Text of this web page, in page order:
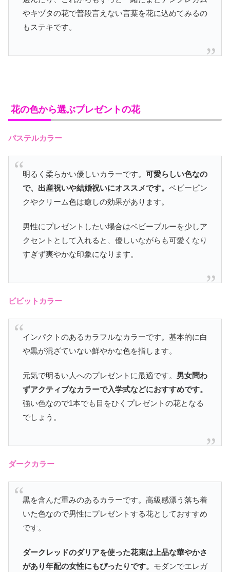
やキヅタの花で普段言えない言葉を花に込めてみるの
もステキです。
花の色から選ぶプレゼントの花
パステルカラー
明るく柔らかい優しいカラーです。 可愛らしい色なの
で、出産祝いや結婚祝いにオススメです。 ベビーピン
クやクリーム色は癒しの効果があります。
男性にプレゼントしたい場合はベビーブルーを少しア
クセントとして入れると、優しいながらも可愛くなり
すぎず爽やかな印象になります。
ビビットカラー
インパクトのあるカラフルなカラーです。基本的に白
や黒が混ざていない鮮やかな色を指します。
元気で明るい人へのプレゼントに最適です。 男女問わ
ずアクティブなカラーで入学式などにおすすめです。
強い色なので1本でも目をひくプレゼントの花となる
でしょう。
ダークカラー
黒を含んだ重みのあるカラーです。高級感漂う落ち着
いた色なので男性にプレゼントする花としておすすめ
です。
ダークレッドのダリアを使った花束は上品な華やかさ
があり年配の女性にもぴったりです。 モダンでエレガ